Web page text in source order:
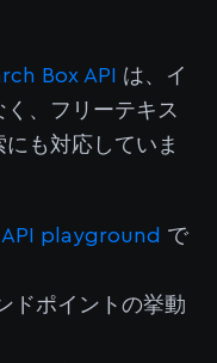
Box API
は、イ
、フリーテキス
にも対応していま
playground で
ポイントの挙動